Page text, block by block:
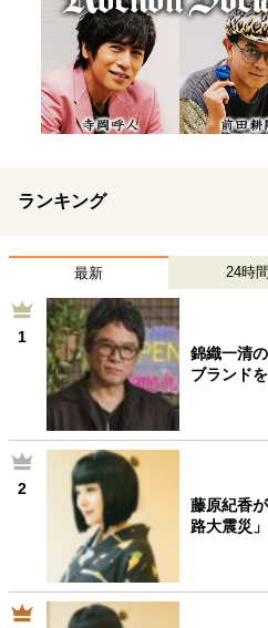
ランキング
最新 24時間
1
錦織一清
ブランド
2
藤原紀香
路大震災